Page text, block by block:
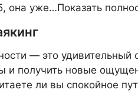
она уже…Показать
— это удивительный
и получить новые
ли вы спокойное